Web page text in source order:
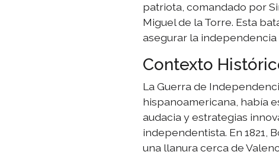
patriota, comandado por
Miguel de la Torre. Esta
asegurar la independencia
Contexto
La Guerra de
hispanoamericana, había
audacia y estrategias
independentista. En 1821,
una llanura cerca de